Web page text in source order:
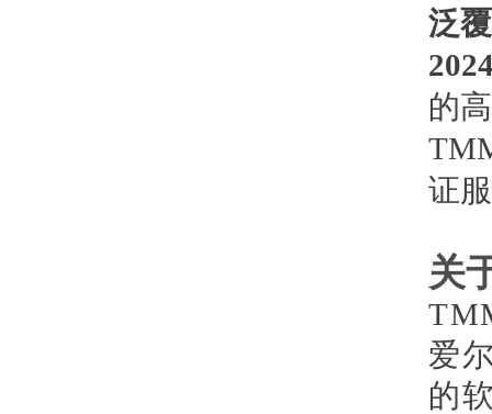
泛
的
证
关
爱
的